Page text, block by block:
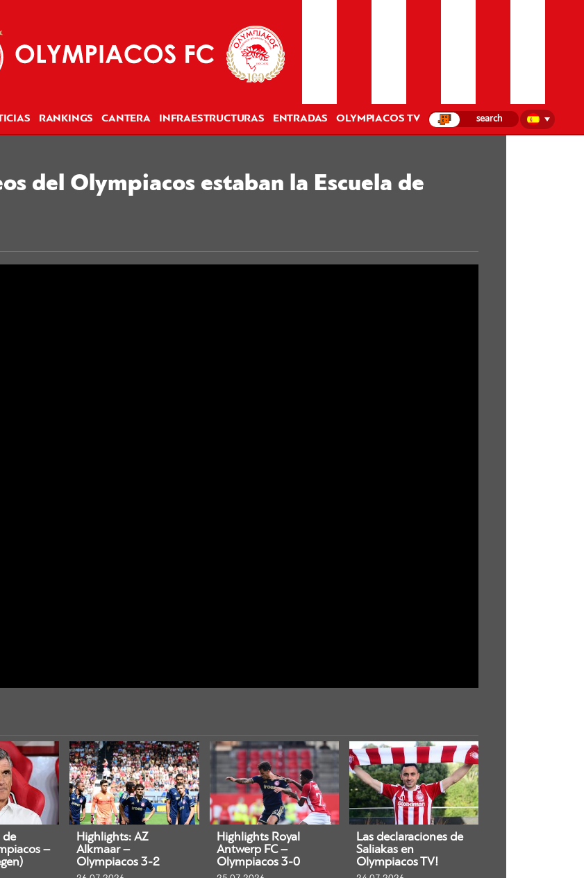
RANKINGS CANTERA INFRAESTRUCTURAS ENTRADAS OLYMPIACOS TV
del Olympiacos estaban la Escuela de
de
–
Highlights: AZ
Alkmaar –
Olympiacos 3-2
Highlights Royal
Antwerp FC –
Olympiacos 3-0
Las declaraciones de
Saliakas en
Olympiacos TV!